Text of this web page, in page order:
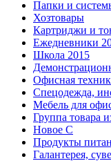
Папки и
Хозтовары
Картриджи и
Ежедневники
Школа 2015
Офисная
Спецодежда,
Мебель для
Группа товара
Новое С
Продукты
Галантерея,